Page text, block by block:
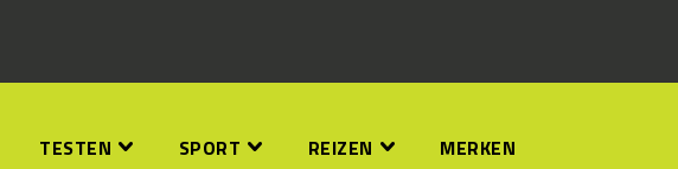
TESTEN SPORT REIZEN MERKEN